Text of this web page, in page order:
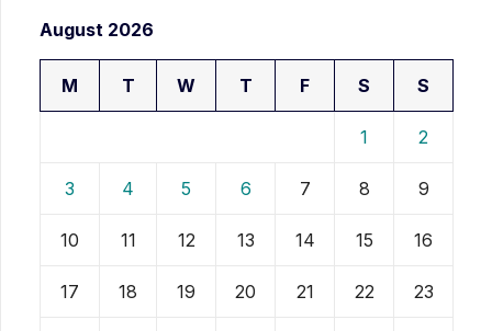
August 2026
M T W T F S S
1 2
3 4 5 6 7 8 9
10 11 12 13 14 15 16
17 18 19 20 21 22 23